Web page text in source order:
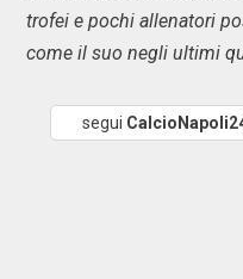
trofei e pochi allenatori
come il suo negli ultimi
segui